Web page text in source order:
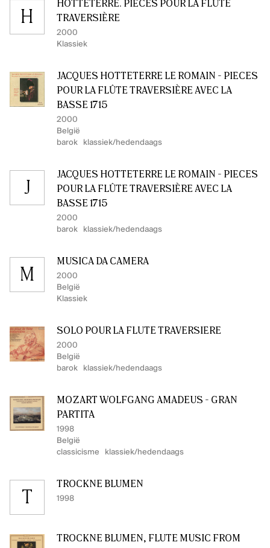
H
HOTTETERRE. PIÈCES POUR LA FLÛTE
TRAVERSIÈRE
2000
Klassiek
JACQUES HOTTETERRE LE ROMAIN - PIÈCES
POUR LA FLÛTE TRAVERSIÈRE AVEC LA
BASSE 1715
2000
België
barok
klassiek/hedendaags
J
JACQUES HOTTETERRE LE ROMAIN - PIÈCES
POUR LA FLÛTE TRAVERSIÈRE AVEC LA
BASSE 1715
2000
barok
klassiek/hedendaags
M
MUSICA DA CAMERA
2000
België
Klassiek
SOLO POUR LA FLÛTE TRAVERSIÈRE
2000
België
barok
klassiek/hedendaags
MOZART WOLFGANG AMADEUS - GRAN
PARTITA
1998
België
classicisme
klassiek/hedendaags
T
TROCKNE BLUMEN
1998
TROCKNE BLUMEN, FLUTE MUSIC FROM